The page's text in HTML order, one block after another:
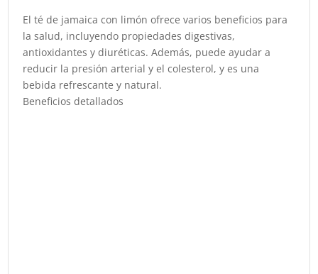
El té de jamaica con limón ofrece varios beneficios para
la salud, incluyendo propiedades digestivas,
antioxidantes y diuréticas. Además, puede ayudar a
reducir la presión arterial y el colesterol, y es una
bebida refrescante y natural.
Beneficios detallados